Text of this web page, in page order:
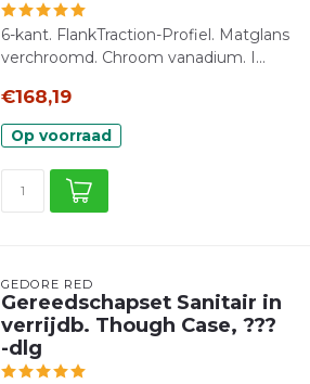
6-kant. FlankTraction-Profiel. Matglans
verchroomd. Chroom vanadium. I...
€168,19
Op voorraad
GEDORE RED
Gereedschapset Sanitair in
verrijdb. Though Case, ???
-dlg